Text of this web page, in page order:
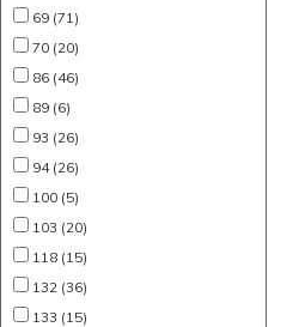
69 (71)
70 (20)
86 (46)
89 (6)
93 (26)
94 (26)
100 (5)
103 (20)
118 (15)
132 (36)
133 (15)